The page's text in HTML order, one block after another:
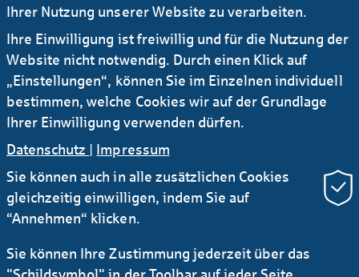
Falls Sie das Problem so nicht lösen können, mailen
Sie bitte an unsere
Electronic-Banking-Hotline
ng h b
oder rufen Sie +49 69/ 9132- 2510 an.
Newsletter Research RSS
Ihrer Nutzung unserer Website zu verarbeiten.
Ihre Einwilligung ist freiwillig und für die Nutzung der
Website nicht notwendig. Durch einen Klick auf
„Einstellungen“, können Sie im Einzelnen individuell
bestimmen, welche Cookies wir auf der Grundlage
Ihrer Einwilligung verwenden dürfen.
Datenschutz | Impressum
Sie können auch in alle zusätzlichen Cookies
gleichzeitig einwilligen, indem Sie auf
“Annehmen“ klicken.
Sie können Ihre Zustimmung jederzeit über das